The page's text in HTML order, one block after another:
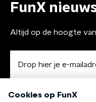
FunX
Altijd op de hoogte